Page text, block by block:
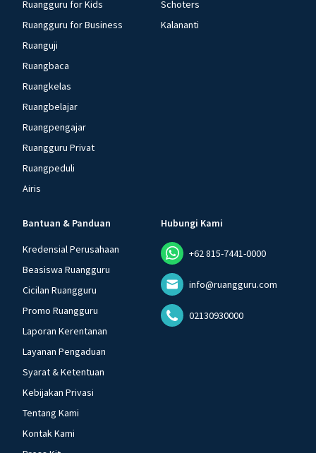
Ruangguru for Kids
Ruangguru for Business
Ruanguji
Ruangbaca
Ruangkelas
Ruangbelajar
Ruangpengajar
Ruangguru Privat
Ruangpeduli
Airis
Schoters
Kalananti
Bantuan & Panduan
Kredensial Perusahaan
Beasiswa Ruangguru
Cicilan Ruangguru
Promo Ruangguru
Laporan Kerentanan
Layanan Pengaduan
Syarat & Ketentuan
Kebijakan Privasi
Tentang Kami
Kontak Kami
Hubungi Kami
+62 815-7441-0000
info@ruangguru.com
02130930000